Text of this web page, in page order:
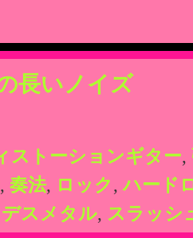
長いノイズ
ストーションギター,
, 奏法, ロック ,ハード
デスメタル, スラッシ